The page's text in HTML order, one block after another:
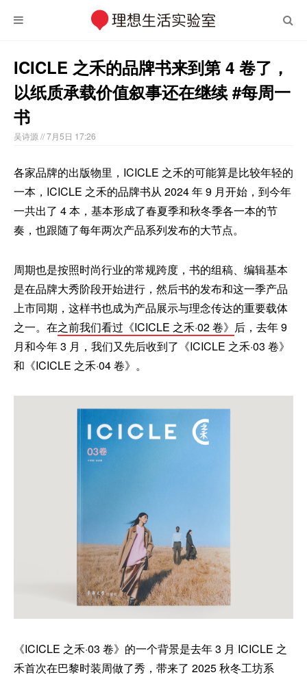
ICICLE 之禾的品牌书来到第 4 卷了，
以纸质承载价值叙事还在继续 #每周一
书
吴诗源 // 7月5日 17:26
各家品牌的出版物里，ICICLE 之禾的可能算是比较年轻的
一本，ICICLE 之禾的品牌书从 2024 年 9 月开始，到今年
一共出了 4 本，基本形成了春夏季和秋冬季各一本的节
奏，也跟随了每年两次产品系列发布的大节点。
周期也是按照时尚行业的常规跨度，书的组稿、编辑基本
是在品牌大秀阶段开始进行，然后书的发布和这一季产品
上市同期，这样书也成为产品展示与理念传达的重要载体
之一。在之前我们看过《ICICLE 之禾·02 卷》 后，去年 9
月和今年 3 月，我们又先后收到了《ICICLE 之禾·03 卷》
和《ICICLE 之禾·04 卷》。
《ICICLE 之禾·03 卷》的一个背景是去年 3 月 ICICLE 之
禾首次在巴黎时装周做了秀，带来了 2025 秋冬工坊系